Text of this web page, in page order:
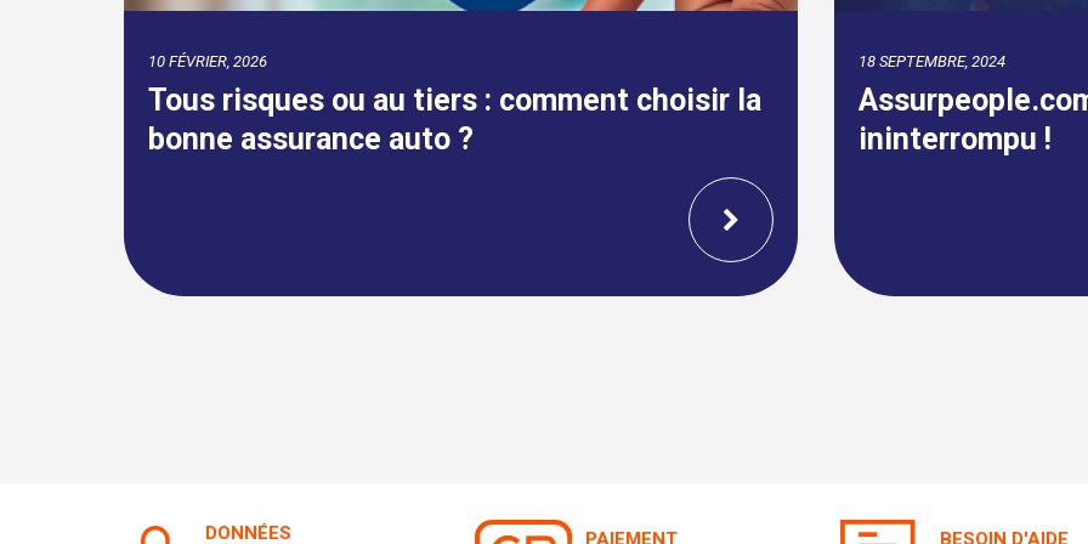
18 SEPTEMBRE, 2024
Assurpeople.com célèbre 22 ans de succès
ininterrompu !
09 AVRIL, 2024
Fin de la carte
DONNÉES PAIEMENT BESOIN D'AIDE